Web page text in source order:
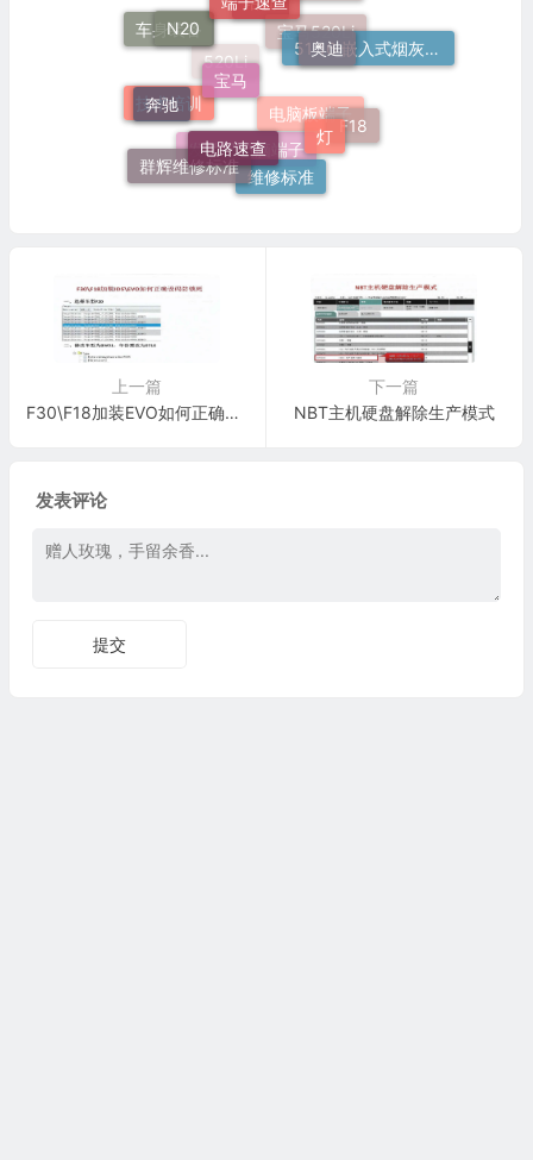
520Li
培训
宝马520Li
电脑板端子
发动机电脑端子
技术培训
车身装备 51 16 嵌入式烟灰缸托架
F18
维修标准
群辉维修标准
奔驰
N20
奥迪
灯
电路速查
宝马
上一篇
F30\F18加装EVO如何正确设码防锁死
下一篇
NBT主机硬盘解除生产模式
发表评论